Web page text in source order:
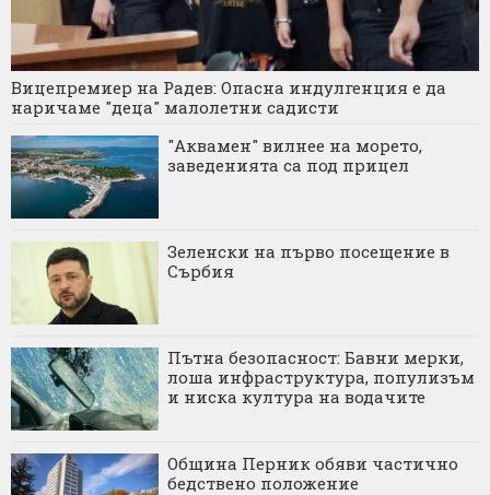
Вицепремиер на Радев: Опасна индулгенция е да
наричаме "деца" малолетни садисти
"Аквамен" вилнее на морето,
заведенията са под прицел
Зеленски на първо посещение в
Сърбия
Пътна безопасност: Бавни мерки,
лоша инфраструктура, популизъм
и ниска култура на водачите
Община Перник обяви частично
бедствено положение